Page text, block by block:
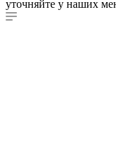
уточняйте у наших